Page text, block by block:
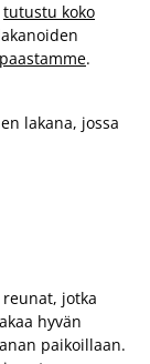
tutustu koko
.
lakana, jossa
jotka
hyvän
paikoillaan.